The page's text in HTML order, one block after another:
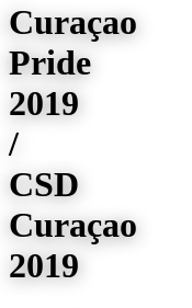
Curaçao
Pride
2019
/
CSD
Curaçao
2019